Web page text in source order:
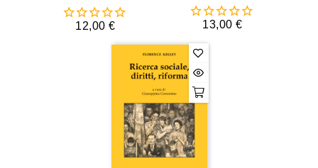
e problemi
12,00 €
America
13,00 €